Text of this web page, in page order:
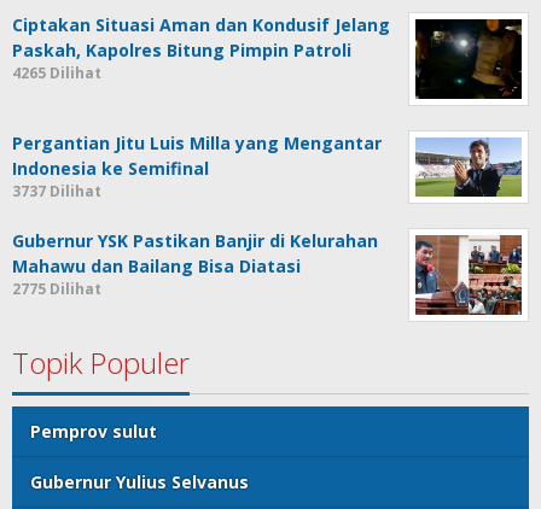
Ciptakan Situasi Aman dan Kondusif Jelang
Paskah, Kapolres Bitung Pimpin Patroli
4265 Dilihat
Pergantian Jitu Luis Milla yang Mengantar
Indonesia ke Semifinal
3737 Dilihat
Gubernur YSK Pastikan Banjir di Kelurahan
Mahawu dan Bailang Bisa Diatasi
2775 Dilihat
Topik Populer
Pemprov sulut
Gubernur Yulius Selvanus